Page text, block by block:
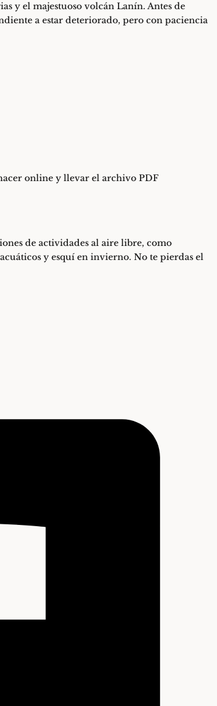
y el majestuoso volcán Lanín. Antes de
a estar deteriorado, pero con paciencia
online y llevar el archivo PDF
de actividades al aire libre, como
y esquí en invierno. No te pierdas el